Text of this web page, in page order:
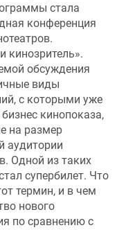
стала
конференция
кинозритель».
обсуждения
виды
с которыми уже
кинопоказа,
на размер
аудитории
Одной из таких
супербилет. Что
термин, и в чем
нового
по сравнению с